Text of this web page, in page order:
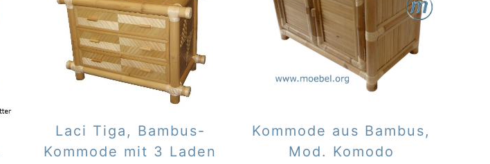
Laci Tiga, Bambus-
Kommode mit 3 Laden
Kommode aus Bambus,
Mod. Komodo